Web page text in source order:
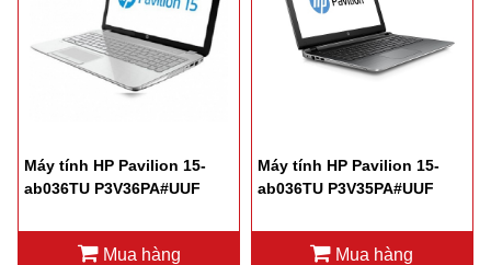
Máy tính HP Pavilion 15-
ab036TU P3V36PA#UUF
Mua hàng
Máy tính HP Pavilion 15-
ab036TU P3V35PA#UUF
Mua hàng